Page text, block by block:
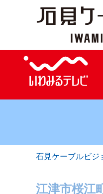
石見ケーブルビジ
江津市桜江